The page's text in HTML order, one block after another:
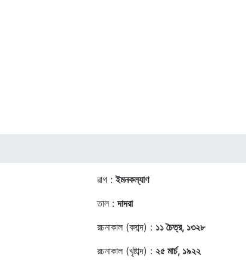
রাগ :ইমনকল্যাণ
তাল :দাদরা
রচনাকাল (বঙ্গাব্দ) : ১১ চৈত্র, ১৩২৮
রচনাকাল (খৃষ্টাব্দ) : ২৫ মার্চ, ১৯২২